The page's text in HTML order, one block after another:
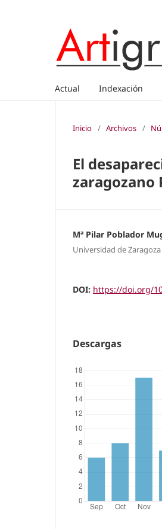
Actual Indexación
Inicio / Archivos /
El
zaragozano
Mª Pilar Poblador
Universidad de Zaragoza
DOI: https://doi.org/
Descargas